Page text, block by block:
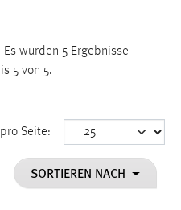
Es wurden 5 Ergebnisse
5 von 5.
Seite:
SORTIEREN NACH